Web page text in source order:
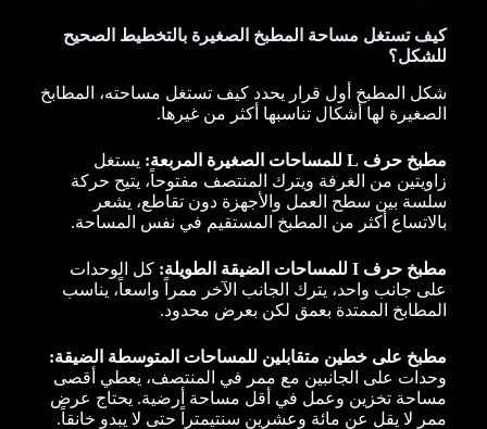
كيف تستغل مساحة المطبخ الصغيرة بالتخطيط الصحيح
للشكل؟
شكل المطبخ أول قرار يحدد كيف تستغل مساحته، المطابخ
الصغيرة لها أشكال تناسبها أكثر من غيرها.
مطبخ حرف L للمساحات الصغيرة المربعة:
يستغل
زاويتين من الغرفة ويترك المنتصف مفتوحاً، يتيح حركة
سلسة بين سطح العمل والأجهزة دون تقاطع، يشعر
بالاتساع أكثر من المطبخ المستقيم في نفس المساحة.
مطبخ حرف I للمساحات الضيقة الطويلة:
كل الوحدات
على جانب واحد، يترك الجانب الآخر ممراً واسعاً، يناسب
المطابخ الممتدة بعمق لكن بعرض محدود.
مطبخ على خطين متقابلين للمساحات المتوسطة الضيقة:
وحدات على الجانبين مع ممر في المنتصف، يعطي أقصى
مساحة تخزين وعمل في أقل مساحة أرضية. يحتاج عرض
ممر لا يقل عن مائة وعشرين سنتيمتراً حتى لا يبدو خانقاً.